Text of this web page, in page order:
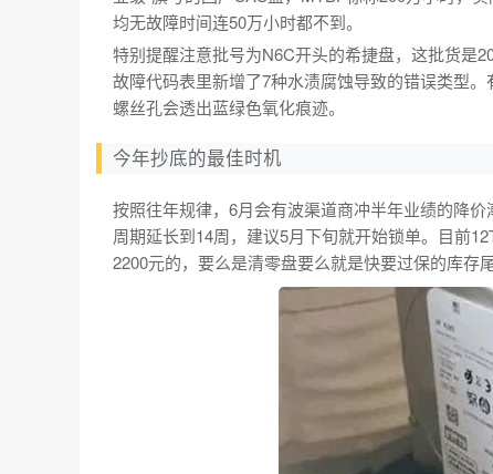
均无故障时间连50万小时都不到。
特别提醒注意批号为N6C开头的希捷盘，这批货是
故障代码表里新增了7种水渍腐蚀导致的错误类型
螺丝孔会透出蓝绿色氧化痕迹。
今年抄底的最佳时机
按照往年规律，6月会有波渠道商冲半年业绩的降
周期延长到14周，建议5月下旬就开始锁单。目前
2200元的，要么是清零盘要么就是快要过保的库存尾